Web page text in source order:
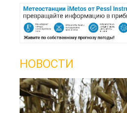
НОВОСТИ